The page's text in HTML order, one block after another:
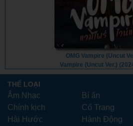
OMG Vampire (Uncut
Vampire (Uncut Ver.)
THỂ LOẠI
Âm Nhạc Bí ẩn
Chính kịch
Cổ Trang
Hài Hước
Hành Động